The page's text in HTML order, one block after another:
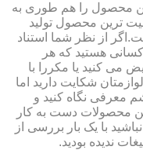
محصول را هم طوری به
ترین محصول تولید
از نظر شما استناد
کسانی هستید که هر
می کنید یا مکررا با
شکایت دارید اما
معرفی نگاه کنید و
محصولات دست به کار
با یک بار بررسی از
ندیده بودید.